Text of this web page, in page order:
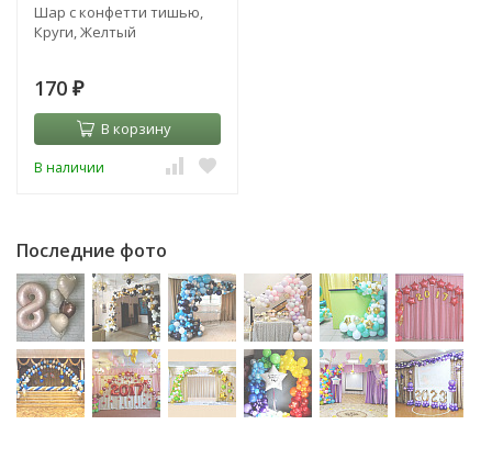
Шар с конфетти тишью,
Круги, Желтый
170 ₽
В корзину
В наличии
Последние фото